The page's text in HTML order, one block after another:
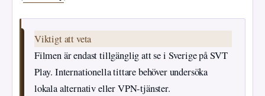
Viktigt att veta
Filmen är endast tillgänglig att se i Sverige på SVT
Play. Internationella tittare behöver undersöka
lokala alternativ eller VPN-tjänster.